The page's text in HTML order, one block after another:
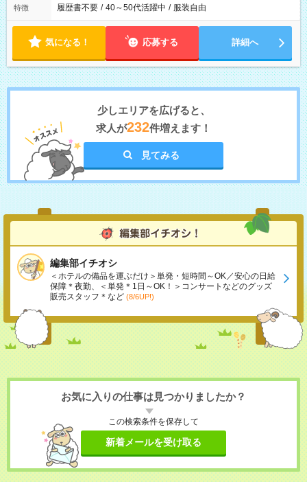
特徴 履歴書不要 / 40～50代活躍中 / 服装自由
気になる！ 応募する 詳細へ
少しエリアを広げると、
求人が232件増えます！
見てみる
編集部イチオシ
＜ホテルの備品を運ぶだけ＞単発・短時間～OK／安心の日給
保障＊夜勤、＜単発＊1日～OK！＞コンサートなどのグッズ
販売スタッフ＊など (8/6UP!)
お気に入りの仕事は見つかりましたか？
この検索条件を保存して
新着メールを受け取る